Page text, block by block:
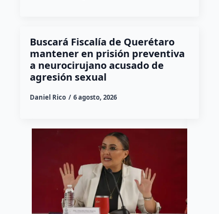
Buscará Fiscalía de Querétaro
mantener en prisión preventiva
a neurocirujano acusado de
agresión sexual
Daniel Rico 6 agosto, 2026